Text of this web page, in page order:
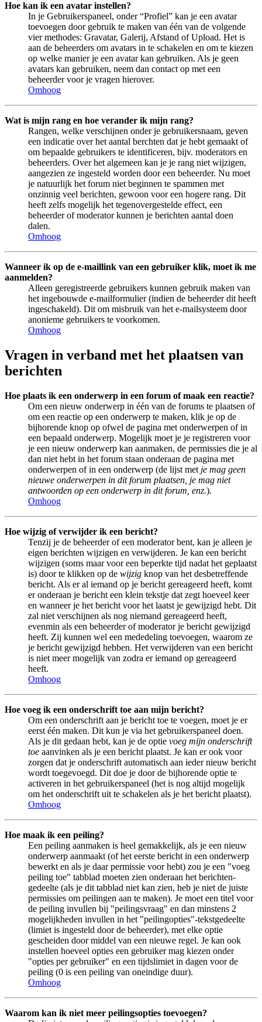
Hoe kan ik een avatar instellen?
In je Gebruikerspaneel, onder “Profiel” kan je een avatar
toevoegen door gebruik te maken van één van de volgende
vier methodes: Gravatar, Galerij, Afstand of Upload. Het is
aan de beheerders om avatars in te schakelen en om te kiezen
op welke manier je een avatar kan gebruiken. Als je geen
avatars kan gebruiken, neem dan contact op met een
beheerder voor je vragen hierover.
Omhoog
Wat is mijn rang en hoe verander ik mijn rang?
Rangen, welke verschijnen onder je gebruikersnaam, geven
een indicatie over het aantal berchten dat je hebt gemaakt of
om bepaalde gebruikers te identificeren, bijv. moderators en
beheerders. Over het algemeen kan je je rang niet wijzigen,
aangezien ze ingesteld worden door een beheerder. Nu moet
je natuurlijk het forum niet beginnen te spammen met
onzinnig veel berichten, gewoon voor een hogere rang. Dit
heeft zelfs mogelijk het tegenovergestelde effect, een
beheerder of moderator kunnen je berichten aantal doen
dalen.
Omhoog
Wanneer ik op de e-maillink van een gebruiker klik, moet ik me
aanmelden?
Alleen geregistreerde gebruikers kunnen gebruik maken van
het ingebouwde e-mailformulier (indien de beheerder dit heeft
ingeschakeld). Dit om misbruik van het e-mailsysteem door
anonieme gebruikers te voorkomen.
Omhoog
Vragen in verband met het plaatsen van
berichten
Hoe plaats ik een onderwerp in een forum of maak een reactie?
Om een nieuw onderwerp in één van de forums te plaatsen of
om een reactie op een onderwerp te maken, klik je op de
bijhorende knop op ofwel de pagina met onderwerpen of in
een bepaald onderwerp. Mogelijk moet je je registreren voor
je een nieuw onderwerp kan aanmaken, de permissies die je al
dan niet hebt in het forum staan onderaan de pagina met
onderwerpen of in een onderwerp (de lijst met je mag geen
nieuwe onderwerpen in dit forum plaatsen, je mag niet
antwoorden op een onderwerp in dit forum, enz.).
Omhoog
Hoe wijzig of verwijder ik een bericht?
Tenzij je de beheerder of een moderator bent, kan je alleen je
eigen berichten wijzigen en verwijderen. Je kan een bericht
wijzigen (soms maar voor een beperkte tijd nadat het geplaatst
is) door te klikken op de wijzig knop van het desbetreffende
bericht. Als er al iemand op je bericht gereageerd heeft, komt
er onderaan je bericht een klein tekstje dat zegt hoeveel keer
en wanneer je het bericht voor het laatst je gewijzigd hebt. Dit
zal niet verschijnen als nog niemand gereageerd heeft,
evenmin als een beheerder of moderator je bericht gewijzigd
heeft. Zij kunnen wel een mededeling toevoegen, waarom ze
je bericht gewijzigd hebben. Het verwijderen van een bericht
is niet meer mogelijk van zodra er iemand op gereageerd
heeft.
Omhoog
Hoe voeg ik een onderschrift toe aan mijn bericht?
Om een onderschrift aan je bericht toe te voegen, moet je er
eerst één maken. Dit kun je via het gebruikerspaneel doen.
Als je dit gedaan hebt, kan je de optie voeg mijn onderschrift
toe aanvinken als je een bericht plaatst. Je kan er ook voor
zorgen dat je onderschrift automatisch aan ieder nieuw bericht
wordt toegevoegd. Dit doe je door de bijhorende optie te
activeren in het gebruikerspaneel (het is nog altijd mogelijk
om het onderschrift uit te schakelen als je het bericht plaatst).
Omhoog
Hoe maak ik een peiling?
Een peiling aanmaken is heel gemakkelijk, als je een nieuw
onderwerp aanmaakt (of het eerste bericht in een onderwerp
bewerkt en als je daar permissie voor hebt) zou je een "voeg
peiling toe" tabblad moeten zien onderaan het berichten-
gedeelte (als je dit tabblad niet kan zien, heb je niet de juiste
permissies om peilingen aan te maken). Je moet een titel voor
de peiling invullen bij "peilingsvraag" en dan minstens 2
mogelijkheden invullen in het "peilingopties"-tekstgedeelte
(limiet is ingesteld door de beheerder), met elke optie
gescheiden door middel van een nieuwe regel. Je kan ook
instellen hoeveel opties een gebruiker mag kiezen onder
"opties per gebruiker" en een tijdslimiet in dagen voor de
peiling (0 is een peiling van oneindige duur).
Omhoog
Waarom kan ik niet meer peilingsopties toevoegen?